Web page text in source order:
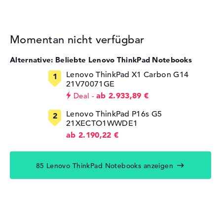
Momentan nicht verfügbar
Alternative: Beliebte Lenovo ThinkPad Notebooks
Lenovo ThinkPad X1 Carbon G14
21V70071GE
Deal
ab 2.933,89 €
Lenovo ThinkPad P16s G5
21XECTO1WWDE1
ab 2.190,22 €
85 Lenovo ThinkPad Notebooks anzeigen